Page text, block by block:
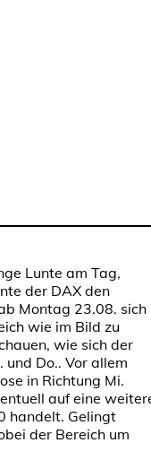
Lunte am Tag,
der DAX den
Montag 23.08. sich
wie im Bild zu
wie sich der
Do.. Vor allem
in Richtung Mi.
auf eine
handelt. Gelingt
der Bereich um